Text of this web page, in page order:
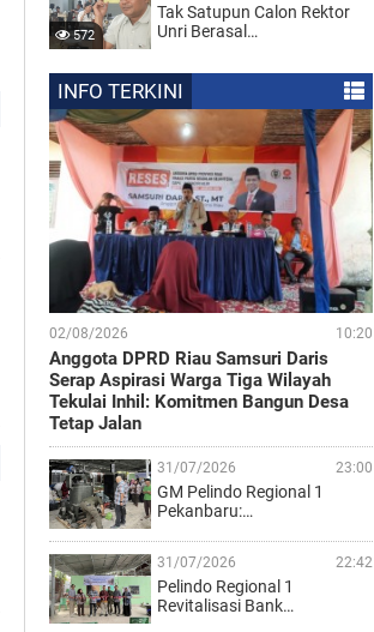
572
Tak Satupun Calon Rektor
Unri Berasal…
INFO TERKINI
02/08/2026 10:20
Anggota DPRD Riau Samsuri Daris
Serap Aspirasi Warga Tiga Wilayah
Tekulai Inhil: Komitmen Bangun Desa
Tetap Jalan
31/07/2026 23:00
GM Pelindo Regional 1
Pekanbaru:…
31/07/2026 22:42
Pelindo Regional 1
Revitalisasi Bank…